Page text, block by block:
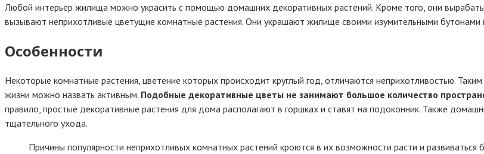
Любой интерьер жилища можно украсить с помощью домашних декоративных растений. Кроме того, они
вызывают неприхотливые цветущие комнатные растения. Они украшают жилище своими изумительными бутонами
Особенности
Некоторые комнатные растения, цветение которых происходит круглый год, отличаются неприхотливостью.
жизни можно назвать активным. Подобные декоративные цветы не занимают большое количество
правило, простые декоративные растения для дома располагают в горшках и ставят на подоконник. Также
тщательного ухода.
Причины популярности неприхотливых комнатных растений кроются в их возможности расти и